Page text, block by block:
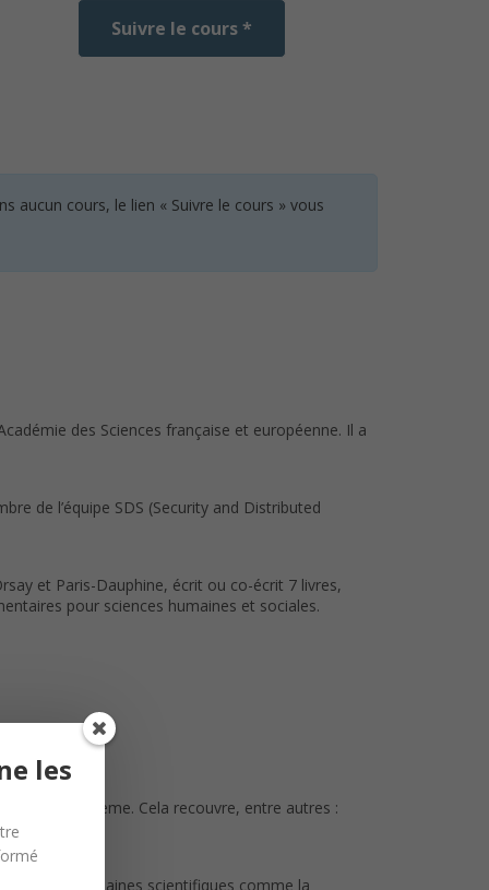
Suivre le cours *
aucun cours, le lien « Suivre le cours » vous
des Sciences française et européenne. Il a
de l’équipe SDS (Security and Distributed
et Paris-Dauphine, écrit ou co-écrit 7 livres,
pour sciences humaines et sociales.
le système. Cela recouvre, entre autres :
des domaines scientifiques comme la
les